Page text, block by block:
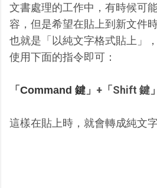
文書處理的工作中，有時候可
容，但是希望在貼上到新文件
也就是「以純文字格式貼上」
使用下面的指令即可：
「Command 鍵 」+「Shift 鍵
這樣在貼上時，就會轉成純文字